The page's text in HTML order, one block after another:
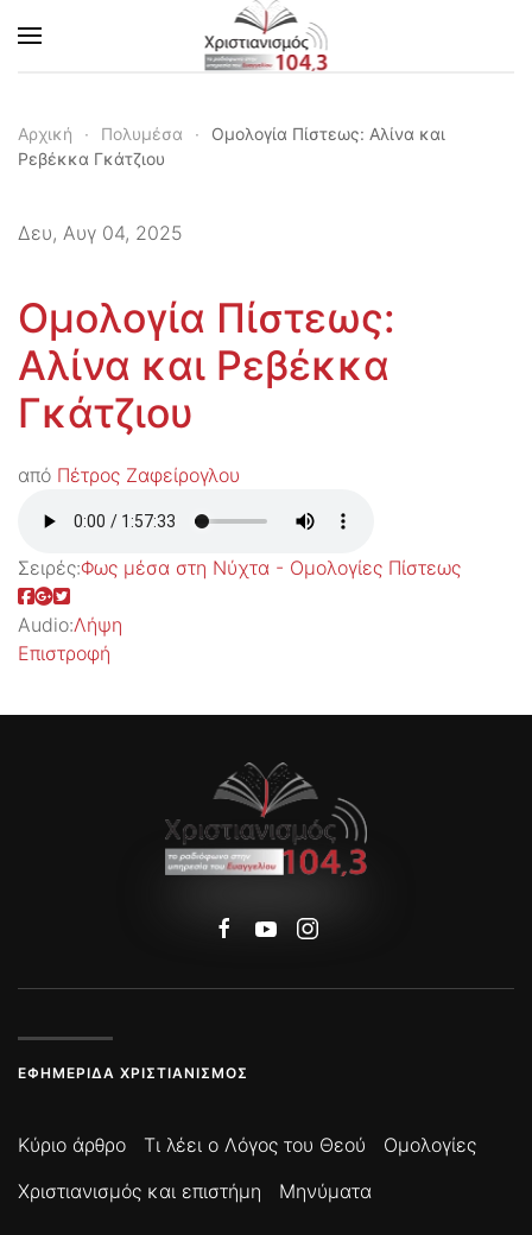
Skip to main content
Αρχική Πολυμέσα
Ομολογία Πίστεως: Αλίνα και
Ρεβέκκα Γκάτζιου
Δευ, Αυγ 04, 2025
Ομολογία Πίστεως:
Αλίνα και Ρεβέκκα
Γκάτζιου
από Πέτρος Ζαφείρογλου
Σειρές:Φως μέσα στη Νύχτα - Ομολογίες Πίστεως
Audio:Λήψη
Επιστροφή
ΕΦΗΜΕΡΊΔΑ ΧΡΙΣΤΙΑΝΙΣΜΌΣ
Κύριο άρθρο Τι λέει ο Λόγος του Θεού
Ομολογίες
Χριστιανισμός και επιστήμη
Μηνύματα